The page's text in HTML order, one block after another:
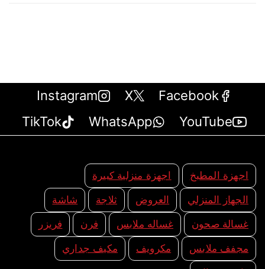
Facebook
X
Instagram
YouTube
WhatsApp
TikTok
اجهزة المطبخ اجهزة منزلية كبيرة
الجهاز المنزلي العروض ثلاجة شاشة
غسالة صحون غساله ملابس فرن فريزر
مجفف ملابس مكرويف مكيف جداري